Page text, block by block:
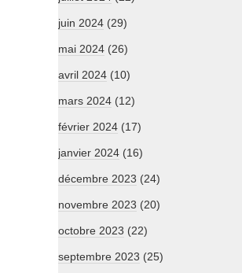
juin 2024 (29)
mai 2024 (26)
avril 2024 (10)
mars 2024 (12)
février 2024 (17)
janvier 2024 (16)
décembre 2023 (24)
novembre 2023 (20)
octobre 2023 (22)
septembre 2023 (25)